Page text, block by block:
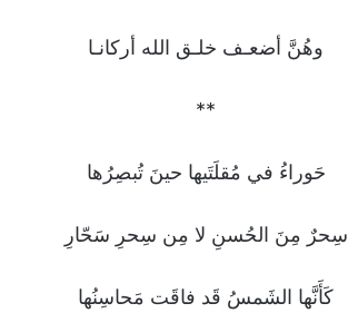
وهُنَّ أضعـف خلـق الله أركانـا
**
حَوراءُ في مُقلَتَيها حينَ تُبصِرُها
سِحرٌ مِنَ الحُسنِ لا مِن سِحرِ سَحّارِ
كَأَنَّها الشَمسُ قَد فاقَت مَحاسِنُها